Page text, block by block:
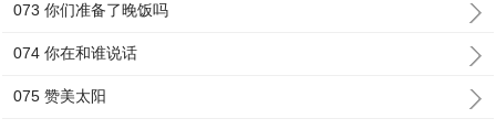
073 你们准备了晚饭吗
074 你在和谁说话
075 赞美太阳